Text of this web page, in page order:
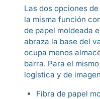
Las dos opciones
la misma función
de papel moldeada
abraza la base del
ocupa menos
barra. Para el
logística y de
Fibra de papel